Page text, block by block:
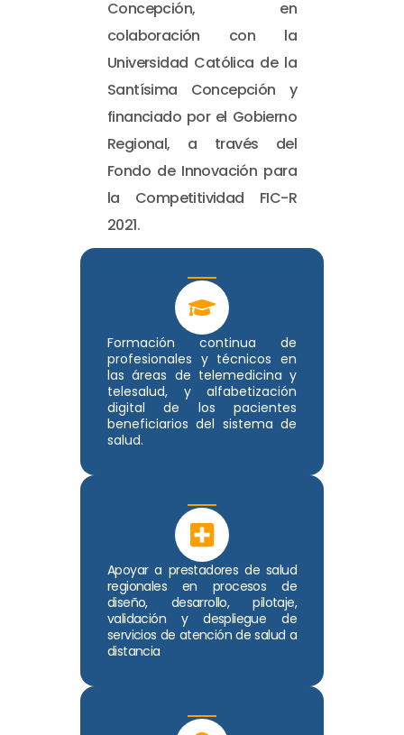
Formación continua de
profesionales y técnicos en
las áreas de telemedicina y
telesalud, y alfabetización
digital de los pacientes
beneficiarios del sistema de
salud.
Apoyar a prestadores de salud
regionales en procesos de
diseño, desarrollo, pilotaje,
validación y despliegue de
servicios de atención de salud a
distancia
Concepción, en
colaboración con la
Universidad Católica de la
Santísima Concepción y
financiado por el Gobierno
Regional, a través del
Fondo de Innovación para
la Competitividad FIC-R
2021.